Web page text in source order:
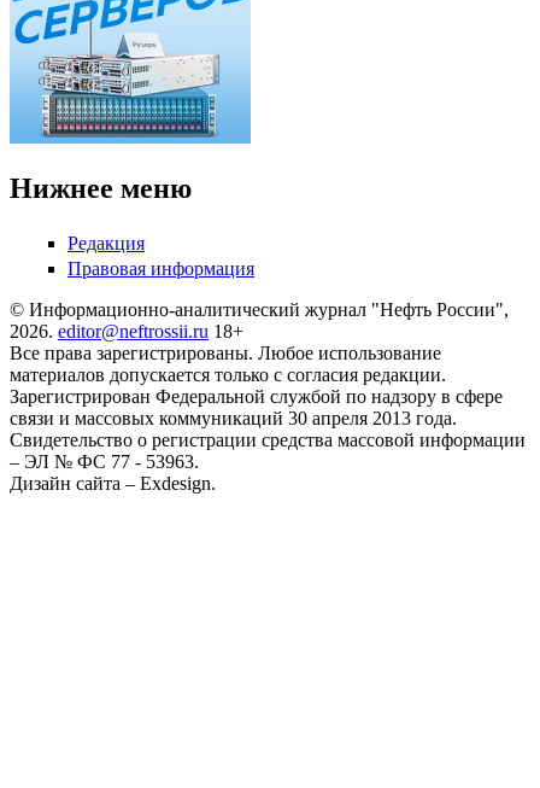
Нижнее меню
Редакция
Правовая информация
© Информационно-аналитический журнал "Нефть России",
2026. editor@neftrossii.ru 18+
Все права зарегистрированы. Любое использование
материалов допускается только с согласия редакции.
Зарегистрирован Федеральной службой по надзору в сфере
связи и массовых коммуникаций 30 апреля 2013 года.
Свидетельство о регистрации средства массовой информации
– ЭЛ № ФС 77 - 53963.
Дизайн сайта – Exdesign.